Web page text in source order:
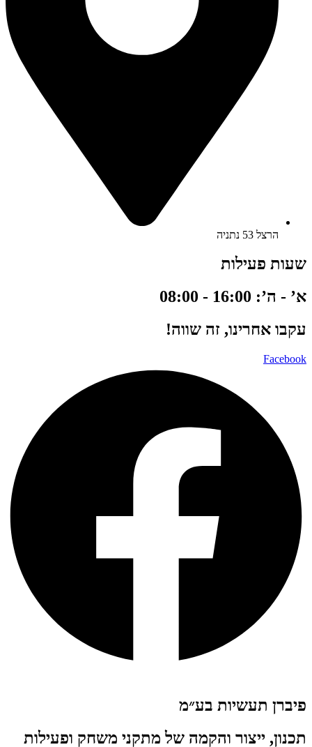
הרצל 53 נתניה
שעות פעילות
א’ - ה’: 16:00 - 08:00
עקבו אחרינו, זה שווה!
Facebook
פיברן תעשיות בע״מ
תכנון, ייצור והקמה של מתקני משחק ופעילות